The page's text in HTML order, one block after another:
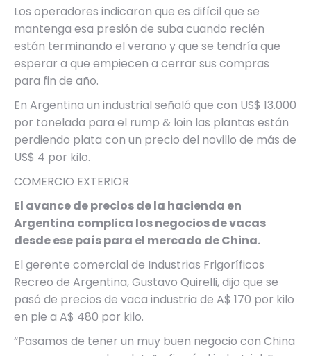
Los operadores indicaron que es difícil que se
mantenga esa presión de suba cuando recién
están terminando el verano y que se tendría que
esperar a que empiecen a cerrar sus compras
para fin de año.
En Argentina un industrial señaló que con US$ 13.000
por tonelada para el rump & loin las plantas están
perdiendo plata con un precio del novillo de más de
US$ 4 por kilo.
COMERCIO EXTERIOR
El avance de precios de la hacienda en
Argentina complica los negocios de vacas
desde ese país para el mercado de China.
El gerente comercial de Industrias Frigoríficos
Recreo de Argentina, Gustavo Quirelli, dijo que se
pasó de precios de vaca industria de A$ 170 por kilo
en pie a A$ 480 por kilo.
“Pasamos de tener un muy buen negocio con China